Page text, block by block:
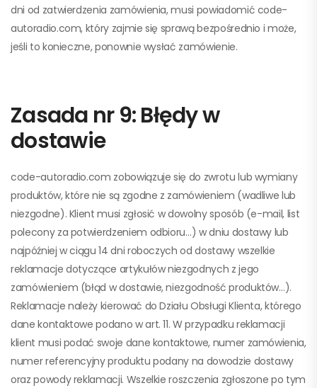
dni od zatwierdzenia zamówienia, musi powiadomić code-
autoradio.com, który zajmie się sprawą bezpośrednio i może,
jeśli to konieczne, ponownie wysłać zamówienie.
Zasada nr 9: Błędy w
dostawie
code-autoradio.com zobowiązuje się do zwrotu lub wymiany
produktów, które nie są zgodne z zamówieniem (wadliwe lub
niezgodne). Klient musi zgłosić w dowolny sposób (e-mail, list
polecony za potwierdzeniem odbioru…) w dniu dostawy lub
najpóźniej w ciągu 14 dni roboczych od dostawy wszelkie
reklamacje dotyczące artykułów niezgodnych z jego
zamówieniem (błąd w dostawie, niezgodność produktów…).
Reklamacje należy kierować do Działu Obsługi Klienta, którego
dane kontaktowe podano w art. 11. W przypadku reklamacji
klient musi podać swoje dane kontaktowe, numer zamówienia,
numer referencyjny produktu podany na dowodzie dostawy
oraz powody reklamacji. Wszelkie roszczenia zgłoszone po tym